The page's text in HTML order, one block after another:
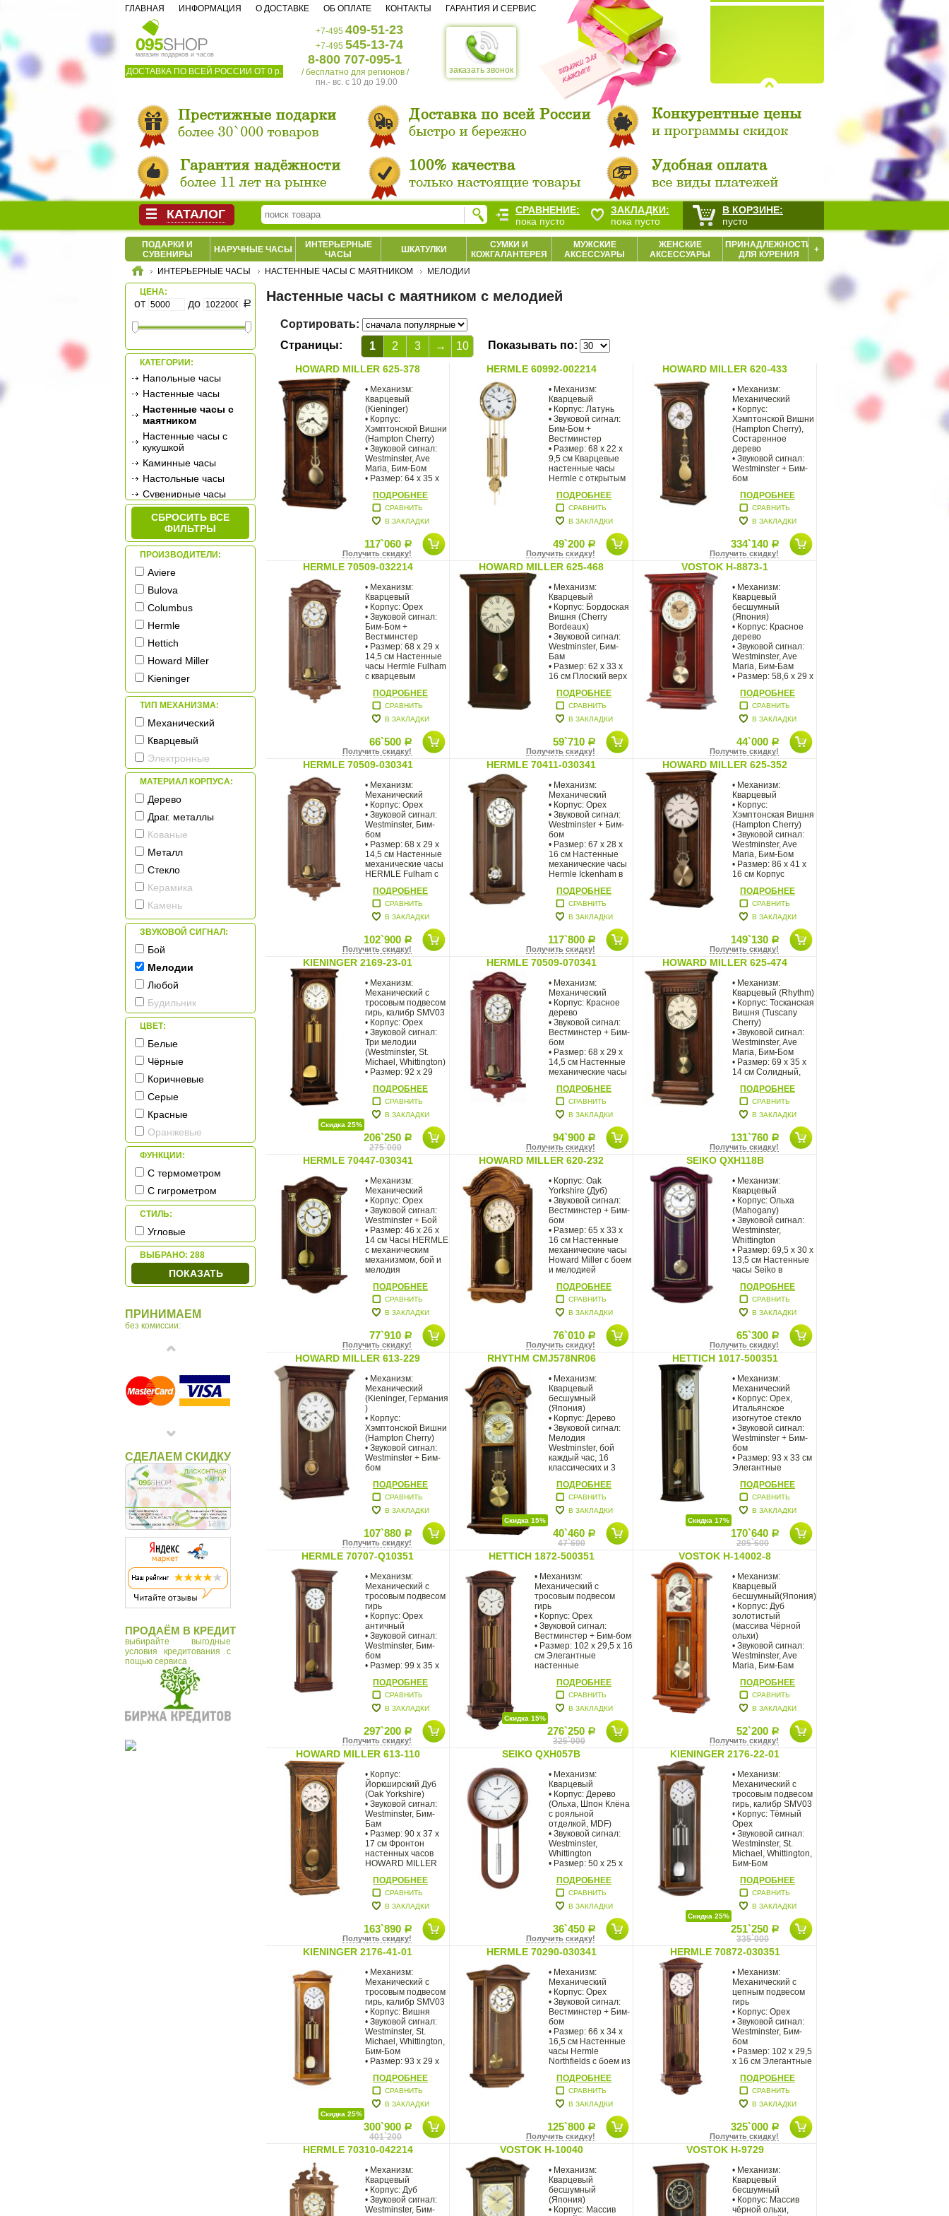
магазин подарков и часов
ДОСТАВКА ПО ВСЕЙ РОССИИ ОТ 0 р. заказать звонок
+7-495 409-51-23
+7-495 545-13-74
8-800 707-095-1
/ бесплатно для регионов /
пн.- вс. c 10 до 19.00
ГЛАВНАЯ ИНФОРМАЦИЯ О ДОСТАВКЕ ОБ ОПЛАТЕ КОНТАКТЫ ГАРАНТИЯ И СЕРВИС
ПОДАРКИ И
СУВЕНИРЫ
НАРУЧНЫЕ ЧАСЫ
ИНТЕРЬЕРНЫЕ
ЧАСЫ
ШКАТУЛКИ
СУМКИ И
КОЖГАЛАНТЕРЕЯ
МУЖСКИЕ
АКСЕССУАРЫ
ЖЕНСКИЕ
АКСЕССУАРЫ
ПРИНАДЛЕЖНОСТИ
ДЛЯ КУРЕНИЯ
+
ИНТЕРЬЕРНЫЕ ЧАСЫ НАСТЕННЫЕ ЧАСЫ С МАЯТНИКОМ МЕЛОДИИ
ЦЕНА:
от до Р
КАТЕГОРИИ:
Напольные часы
Настенные часы
Настенные часы с
маятником
Настенные часы с
кукушкой
Каминные часы
Настольные часы
Сувенирные часы
Будильники
Метеостанции
СБРОСИТЬ ВСЕ
ФИЛЬТРЫ
ПРОИЗВОДИТЕЛИ:
Aviere
Bulova
Columbus
Hermle
Hettich
Howard Miller
Kieninger
Lowell
Seiko
Tomas Stern
Vostok
ТИП МЕХАНИЗМА:
Механический
Кварцевый
Электронные
МАТЕРИАЛ КОРПУСА:
Дерево
Драг. металлы
Кованые
Металл
Стекло
Керамика
Камень
Пластик
ЗВУКОВОЙ СИГНАЛ:
Бой
Мелодии
Любой
Будильник
ЦВЕТ:
Белые
Чёрные
Коричневые
Серые
Красные
Оранжевые
ФУНКЦИИ:
С термометром
С гигрометром
СТИЛЬ:
Угловые
ВЫБРАНО: 288
ПОКАЗАТЬ
ПРИНИМАЕМ
без комиссии:
СДЕЛАЕМ СКИДКУ
ПРОДАЁМ В КРЕДИТ
выбирайте выгодные
условия кредитования с
пощью сервиса
Настенные часы с маятником с мелодией
Сортировать:
Страницы:
1 2 3 → 10 Показывать по:
HOWARD MILLER 625-378
• Механизм:
Кварцевый
(Kieninger)
• Корпус:
Хэмптонской Вишни
(Hampton Cherry)
• Звуковой сигнал:
Westminster, Ave
Maria, Бим-Бом
• Размер: 64 x 35 х
основательный
ПОДРОБНЕЕ
СРАВНИТЬ
В ЗАКЛАДКИ
117`060 Р
Получить скидку!
HERMLE 60992-002214
• Механизм:
Кварцевый
• Корпус: Латунь
• Звуковой сигнал:
Бим-Бом +
Вестминстер
• Размер: 68 х 22 х
9,5 см Кварцевые
настенные часы
Hermle с открытым
ПОДРОБНЕЕ
СРАВНИТЬ
В ЗАКЛАДКИ
49`200 Р
Получить скидку!
HOWARD MILLER 620-433
• Механизм:
Механический
• Корпус:
Хэмптонской Вишни
(Hampton Cherry),
Состаренное
дерево
• Звуковой сигнал:
Westminster + Бим-
бом
17 см Настенные
ПОДРОБНЕЕ
СРАВНИТЬ
В ЗАКЛАДКИ
334`140 Р
Получить скидку!
HERMLE 70509-032214
• Механизм:
Кварцевый
• Корпус: Орех
• Звуковой сигнал:
Бим-Бом +
Вестминстер
• Размер: 68 х 29 х
14,5 см Настенные
часы Hermle Fulham
с кварцевым
ПОДРОБНЕЕ
СРАВНИТЬ
В ЗАКЛАДКИ
66`500 Р
Получить скидку!
HOWARD MILLER 625-468
• Механизм:
Кварцевый
• Корпус: Бордоская
Вишня (Cherry
Bordeaux)
• Звуковой сигнал:
Westminster, Бим-
Бам
• Размер: 62 x 33 х
16 см Плоский верх
настенных
ПОДРОБНЕЕ
СРАВНИТЬ
В ЗАКЛАДКИ
59`710 Р
Получить скидку!
VOSTOK H-8873-1
• Механизм:
Кварцевый
бесшумный
(Япония)
• Корпус: Красное
дерево
• Звуковой сигнал:
Westminster, Ave
Maria, Бим-Бам
• Размер: 58,6 х 29 х
настенные
ПОДРОБНЕЕ
СРАВНИТЬ
В ЗАКЛАДКИ
44`000 Р
Получить скидку!
HERMLE 70509-030341
• Механизм:
Механический
• Корпус: Орех
• Звуковой сигнал:
Westminster, Бим-
бом
• Размер: 68 х 29 х
14,5 см Настенные
механические часы
HERMLE Fulham с
ПОДРОБНЕЕ
СРАВНИТЬ
В ЗАКЛАДКИ
102`900 Р
Получить скидку!
HERMLE 70411-030341
• Механизм:
Механический
• Корпус: Орех
• Звуковой сигнал:
Westminster + Бим-
бом
• Размер: 67 х 28 х
16 см Настенные
механические часы
Hermle Ickenham в
ПОДРОБНЕЕ
СРАВНИТЬ
В ЗАКЛАДКИ
117`800 Р
Получить скидку!
HOWARD MILLER 625-352
• Механизм:
Кварцевый
• Корпус:
Хэмптонская Вишня
(Hampton Cherry)
• Звуковой сигнал:
Westminster, Ave
Maria, Бим-Бом
• Размер: 86 x 41 х
16 см Корпус
ПОДРОБНЕЕ
СРАВНИТЬ
В ЗАКЛАДКИ
149`130 Р
Получить скидку!
KIENINGER 2169-23-01
• Механизм:
Механический с
тросовым подвесом
гирь, калибр SMV03
• Корпус: Орех
• Звуковой сигнал:
Три мелодии
(Westminster, St.
Michael, Whittington)
• Размер: 92 x 29
ПОДРОБНЕЕ
СРАВНИТЬ
В ЗАКЛАДКИ
206`250 Р
275`000
Скидка 25%
HERMLE 70509-070341
• Механизм:
Механический
• Корпус: Красное
дерево
• Звуковой сигнал:
Вестминстер + Бим-
бом
• Размер: 68 х 29 х
14,5 см Настенные
механические часы
ПОДРОБНЕЕ
СРАВНИТЬ
В ЗАКЛАДКИ
94`900 Р
Получить скидку!
HOWARD MILLER 625-474
• Механизм:
Кварцевый (Rhythm)
• Корпус: Тосканская
Вишня (Tuscany
Cherry)
• Звуковой сигнал:
Westminster, Ave
Maria, Бим-Бом
• Размер: 69 x 35 х
14 см Cолидный,
ПОДРОБНЕЕ
СРАВНИТЬ
В ЗАКЛАДКИ
131`760 Р
Получить скидку!
HERMLE 70447-030341
• Механизм:
Механический
• Корпус: Орех
• Звуковой сигнал:
Westminster + Бой
• Размер: 46 х 26 х
14 см Часы HERMLE
с механическим
механизмом, бой и
мелодия
ПОДРОБНЕЕ
СРАВНИТЬ
В ЗАКЛАДКИ
77`910 Р
Получить скидку!
HOWARD MILLER 620-232
• Корпус: Oak
Yorkshire (Дуб)
• Звуковой сигнал:
Вестминстер + Бим-
бом
• Размер: 65 х 33 х
16 см Настенные
механические часы
Howard Miller с боем
и мелодией
ПОДРОБНЕЕ
СРАВНИТЬ
В ЗАКЛАДКИ
76`010 Р
Получить скидку!
SEIKO QXH118B
• Механизм:
Кварцевый
• Корпус: Ольха
(Mahogany)
• Звуковой сигнал:
Westminster,
Whittington
• Размер: 69,5 х 30 х
13,5 см Настенные
часы Seiko в
с мелодией
ПОДРОБНЕЕ
СРАВНИТЬ
В ЗАКЛАДКИ
65`300 Р
Получить скидку!
HOWARD MILLER 613-229
• Механизм:
Механический
(Kieninger, Германия
)
• Корпус:
Хэмптонской Вишни
(Hampton Cherry)
• Звуковой сигнал:
Westminster + Бим-
бом
18 см
ПОДРОБНЕЕ
СРАВНИТЬ
В ЗАКЛАДКИ
107`880 Р
Получить скидку!
RHYTHM CMJ578NR06
• Механизм:
Кварцевый
бесшумный
(Япония)
• Корпус: Дерево
• Звуковой сигнал:
Мелодия
Westminster, бой
каждый час, 16
классических и 3
мелодий
ПОДРОБНЕЕ
СРАВНИТЬ
В ЗАКЛАДКИ
40`460 Р
47`600
Скидка 15%
HETTICH 1017-500351
• Механизм:
Механический
• Корпус: Орех,
Итальянское
изогнутое стекло
• Звуковой сигнал:
Westminster + Бим-
бом
• Размер: 93 х 33 см
Элегантные
ПОДРОБНЕЕ
СРАВНИТЬ
В ЗАКЛАДКИ
170`640 Р
205`600
Скидка 17%
HERMLE 70707-Q10351
• Механизм:
Механический с
тросовым подвесом
гирь
• Корпус: Орех
античный
• Звуковой сигнал:
Westminster, Бим-
бом
• Размер: 99 х 35 х
ПОДРОБНЕЕ
СРАВНИТЬ
В ЗАКЛАДКИ
297`200 Р
Получить скидку!
HETTICH 1872-500351
• Механизм:
Механический с
тросовым подвесом
гирь
• Корпус: Орех
• Звуковой сигнал:
Вестминстер + Бим-бом
• Размер: 102 х 29,5 х 16
см Элегантные
настенные
ПОДРОБНЕЕ
СРАВНИТЬ
В ЗАКЛАДКИ
276`250 Р
325`000
Скидка 15%
VOSTOK H-14002-8
• Механизм:
Кварцевый
бесшумный(Япония)
• Корпус: Дуб
золотистый
(массива Чёрной
ольхи)
• Звуковой сигнал:
Westminster, Ave
Maria, Бим-Бам
ПОДРОБНЕЕ
СРАВНИТЬ
В ЗАКЛАДКИ
52`200 Р
Получить скидку!
HOWARD MILLER 613-110
• Корпус:
Йоркширский Дуб
(Oak Yorkshire)
• Звуковой сигнал:
Westminster, Бим-
Бам
• Размер: 90 x 37 х
17 см Фронтон
настенных часов
HOWARD MILLER
опоясывает
зубчатый
ПОДРОБНЕЕ
СРАВНИТЬ
В ЗАКЛАДКИ
163`890 Р
Получить скидку!
SEIKO QXH057B
• Механизм:
Кварцевый
• Корпус: Дерево
(Ольха, Шпон Клёна
с рояльной
отделкой, MDF)
• Звуковой сигнал:
Westminster,
Whittington
• Размер: 50 х 25 х
ПОДРОБНЕЕ
СРАВНИТЬ
В ЗАКЛАДКИ
36`450 Р
Получить скидку!
KIENINGER 2176-22-01
• Механизм:
Механический с
тросовым подвесом
гирь, калибр SMV03
• Корпус: Тёмный
Орех
• Звуковой сигнал:
Westminster, St.
Michael, Whittington,
Бим-Бом
ПОДРОБНЕЕ
СРАВНИТЬ
В ЗАКЛАДКИ
251`250 Р
335`000
Скидка 25%
KIENINGER 2176-41-01
• Механизм:
Механический с
тросовым подвесом
гирь, калибр SMV03
• Корпус: Вишня
• Звуковой сигнал:
Westminster, St.
Michael, Whittington,
Бим-Бом
• Размер: 93 x 29 x
ПОДРОБНЕЕ
СРАВНИТЬ
В ЗАКЛАДКИ
300`900 Р
401`200
Скидка 25%
HERMLE 70290-030341
• Механизм:
Механический
• Корпус: Орех
• Звуковой сигнал:
Вестминстер + Бим-
бом
• Размер: 66 х 34 х
16,5 см Настенные
часы Hermle
Northfields с боем из
ПОДРОБНЕЕ
СРАВНИТЬ
В ЗАКЛАДКИ
125`800 Р
Получить скидку!
HERMLE 70872-030351
• Механизм:
Механический с
цепным подвесом
гирь
• Корпус: Орех
• Звуковой сигнал:
Westminster, Бим-
бом
• Размер: 102 х 29,5
х 16 см Элегантные
ПОДРОБНЕЕ
СРАВНИТЬ
В ЗАКЛАДКИ
325`000 Р
Получить скидку!
HERMLE 70310-042214
• Механизм:
Кварцевый
• Корпус: Дуб
• Звуковой сигнал:
Westminster, Бим-
VOSTOK H-10040
• Механизм:
Кварцевый
бесшумный
(Япония)
• Корпус: Массив
VOSTOK H-9729
• Механизм:
Кварцевый
бесшумный
• Корпус: Массив
чёрной ольхи,
КАТАЛОГ
СРАВНЕНИЕ:
пока пусто
ЗАКЛАДКИ:
пока пусто
В КОРЗИНЕ:
пусто